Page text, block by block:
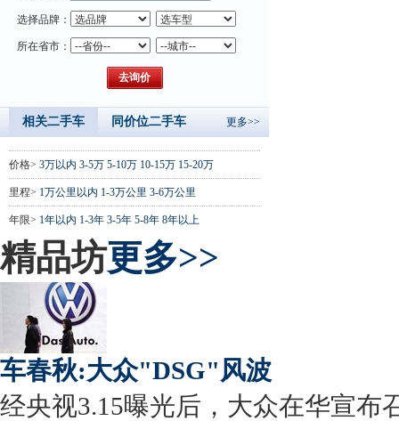
选择品牌：
所在省市：
相关二手车 同价位二手车 更多>>
价格> 3万以内 3-5万 5-10万 10-15万 15-20万
里程> 1万公里以内 1-3万公里 3-6万公里
年限> 1年以内 1-3年 3-5年 5-8年 8年以上
精品坊更多>>
车春秋:大众"DSG"风波
经央视3.15曝光后，大众在华宣布